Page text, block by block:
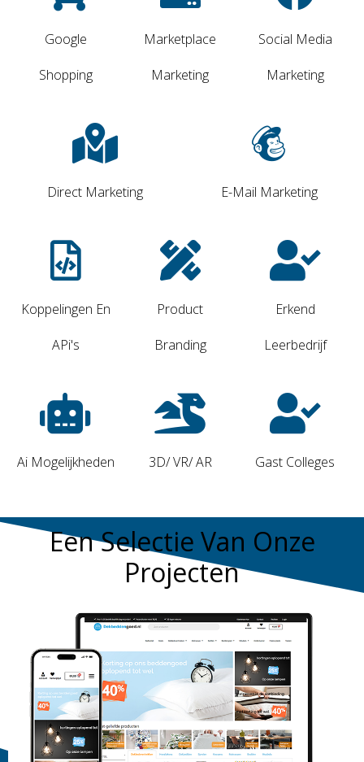
Google
Shopping
Marketplace
Marketing
Social Media
Marketing
Direct Marketing E-Mail Marketing
Koppelingen En
APi's
Product
Branding
Erkend
Leerbedrijf
Ai Mogelijkheden 3D/ VR/ AR Gast Colleges
Een Selectie Van Onze
Projecten